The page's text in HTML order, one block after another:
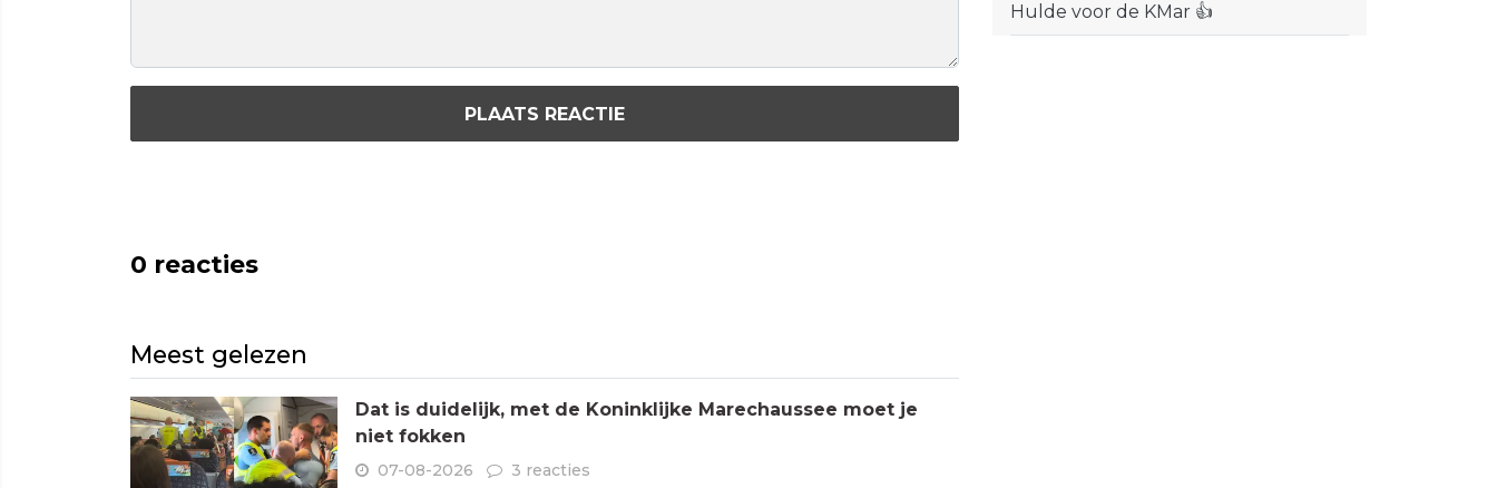
PLAATS REACTIE
0 reacties
Meest gelezen
Dat is duidelijk, met de Koninklijke Marechaussee moet je
niet fokken
07-08-2026 3 reacties
Hulde voor de KMar 👍